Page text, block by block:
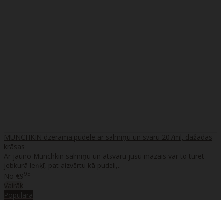
MUNCHKIN dzeramā pudele ar salmiņu un svaru 207ml, dažādas
krāsas
Ar jauno Munchkin salmiņu un atsvaru jūsu mazais var to turēt
jebkurā leņķī, pat aizvērtu kā pudeli,..
No €995
Vairāk
Populāra